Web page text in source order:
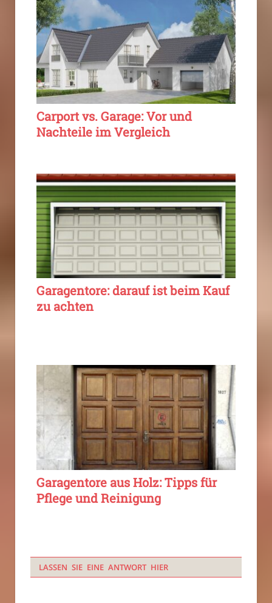
Carport vs. Garage: Vor und
Nachteile im Vergleich
Garagentore: darauf ist beim Kauf
zu achten
Garagentore aus Holz: Tipps für
Pflege und Reinigung
LASSEN SIE EINE ANTWORT HIER